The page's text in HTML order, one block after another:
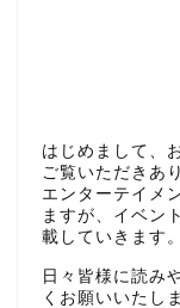
はじめまして、
ご覧いただきあ
エンターテイメ
ますが、イベン
載していきます。
日々皆様に読み
くお願いいたし